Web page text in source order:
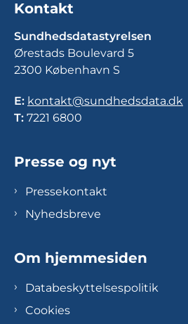
Kontakt
Sundhedsdatastyrelsen
Ørestads Boulevard 5
2300 København S
E: kontakt@sundhedsdata.dk
T: 7221 6800
Presse og nyt
Pressekontakt
Nyhedsbreve
Om hjemmesiden
Databeskyttelsespolitik
Cookies